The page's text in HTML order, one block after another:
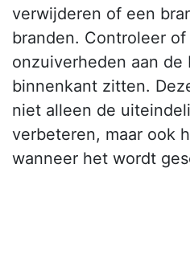
verwijderen of een
branden. Controleer
onzuiverheden aan
binnenkant zitten.
niet alleen de
verbeteren, maar ook
wanneer het wordt